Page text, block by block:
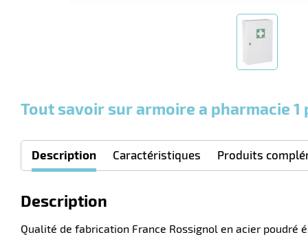
Tout savoir sur armoire a pharmacie 1
Description Caractéristiques Produits
Description
Qualité de fabrication France Rossignol en acier poudré